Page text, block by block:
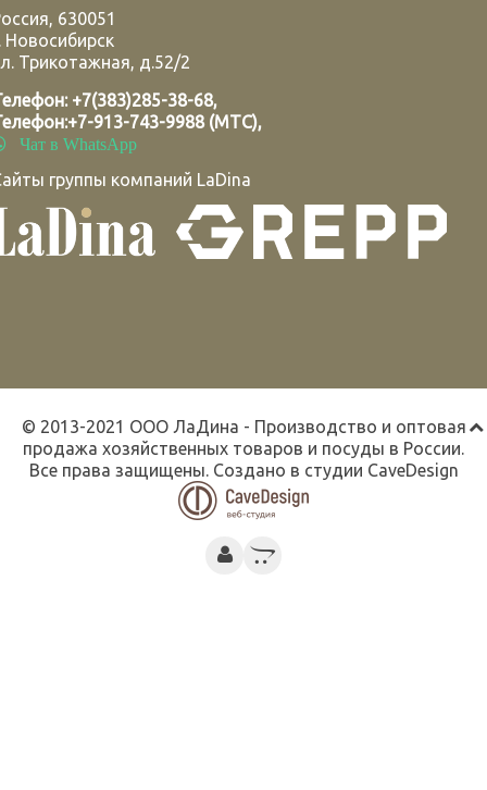
, 630051
Новосибирск
Трикотажная, д.52/2
+7(383)285-38-68,
+7-913-743-9988 (МТС),
Чат в WhatsApp
группы компаний LaDina
© 2013-2021 ООО ЛаДина - Производство и оптовая
продажа хозяйственных товаров и посуды в России.
Все права защищены. Создано в студии CaveDesign